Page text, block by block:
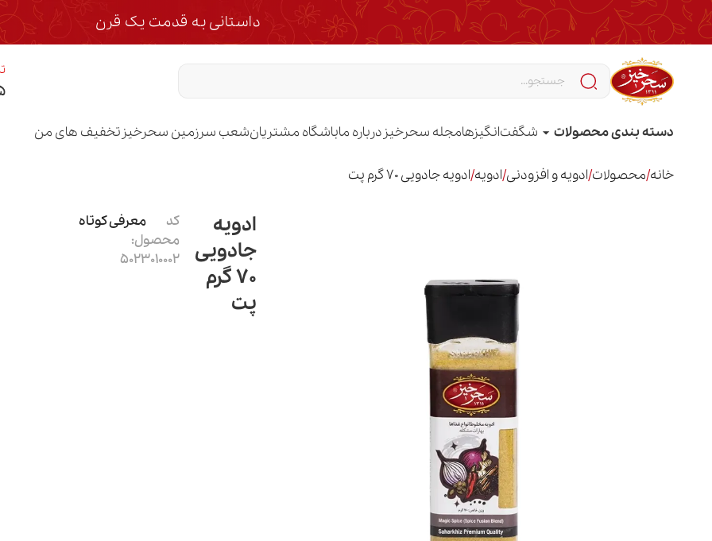
داستانی به قدمت یک قرن
دسته بندی محصولات شگفت‌انگیزهامجله سحرخیز درباره ماباشگاه مشتریانشعب سرزمین سحرخیز تخفیف های من
خانه/محصولات/ادویه و افزودنی/ادویه/ادویه جادویی 70 گرم پت
ادویه
جادویی
70 گرم
پت
کد
محصول:
5023010002
معرفی کوتاه